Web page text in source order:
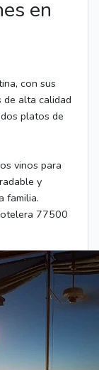
en
con sus
de alta calidad
platos de
vinos para
y
familia.
77500